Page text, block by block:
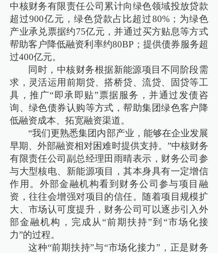
中核财务有限责任公司累计向绿色领域投放贷款
超过900亿元，绿色贷款占比超过80%；为绿色
产业承兑票据约75亿元，并通过买方贴息等方式
帮助客户降低融资利率约80BP；提供债券服务超
过400亿元。
同时，中核财务根据新能源项目不同阶段需
求，灵活运用前期贷、搭桥贷、流贷、固贷等工
具，推广“即承即贴”票据服务，并通过发债咨
询、绿色债券认购等方式，帮助集团绿色客户降
低融资成本、拓宽融资渠道。
“我们更熟悉集团内部产业，能够在企业发展
早期、外部融资相对困难时提供支持。”中核财务
有限责任公司副总经理田雨晴表示，财务公司参
与大型核电、新能源项目，其本身具有一定增信
作用。外部金融机构看到财务公司参与项目融
资，往往会增强对项目的信任。随着项目规模扩
大、市场认可度提升，财务公司可以逐步引入外
部金融机构，完成从“前期扶持”到“市场化接
力”的过程。
这种“前期扶持”与“市场化接力”，正是财务